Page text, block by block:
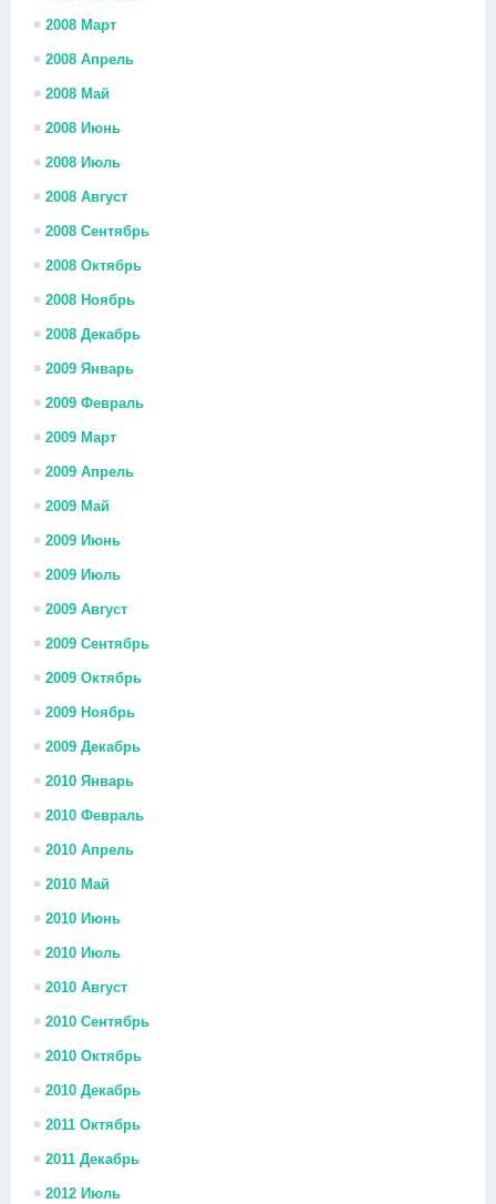
2008 Март
2008 Апрель
2008 Май
2008 Июнь
2008 Июль
2008 Август
2008 Сентябрь
2008 Октябрь
2008 Ноябрь
2008 Декабрь
2009 Январь
2009 Февраль
2009 Март
2009 Апрель
2009 Май
2009 Июнь
2009 Июль
2009 Август
2009 Сентябрь
2009 Октябрь
2009 Ноябрь
2009 Декабрь
2010 Январь
2010 Февраль
2010 Апрель
2010 Май
2010 Июнь
2010 Июль
2010 Август
2010 Сентябрь
2010 Октябрь
2010 Декабрь
2011 Октябрь
2011 Декабрь
2012 Июль